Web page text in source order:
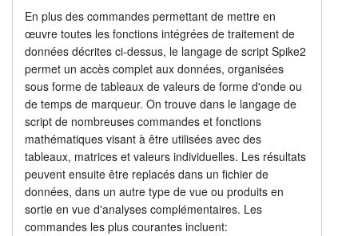
Téléchargements
Tutoriels
Assistance
Revendeurs
Canaux de mémoire
Langage de script
Tarifs
En plus des commandes permettant de mettre en
œuvre toutes les fonctions intégrées de traitement de
données décrites ci-dessus, le langage de script Spike2
permet un accès complet aux données, organisées
sous forme de tableaux de valeurs de forme d'onde ou
de temps de marqueur. On trouve dans le langage de
script de nombreuses commandes et fonctions
mathématiques visant à être utilisées avec des
tableaux, matrices et valeurs individuelles. Les résultats
peuvent ensuite être replacés dans un fichier de
données, dans un autre type de vue ou produits en
sortie en vue d'analyses complémentaires. Les
commandes les plus courantes incluent: